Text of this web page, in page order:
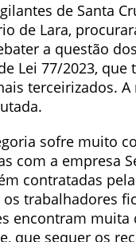
de Santa
de Lara,
a questão
Lei 77/2023,
terceirizados.
sofre muito
com a empresa
contratadas
trabalhadores
encontram
que sequer os